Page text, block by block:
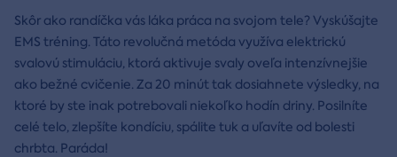
Skôr ako randíčka vás láka práca na svojom tele? Vyskúšajte
EMS tréning. Táto revolučná metóda využíva elektrickú
svalovú stimuláciu, ktorá aktivuje svaly oveľa intenzívnejšie
ako bežné cvičenie. Za 20 minút tak dosiahnete výsledky, na
ktoré by ste inak potrebovali niekoľko hodín driny. Posilníte
celé telo, zlepšíte kondíciu, spálite tuk a uľavíte od bolesti
chrbta. Paráda!